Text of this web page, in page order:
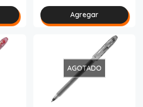
Agregar
AGOTADO